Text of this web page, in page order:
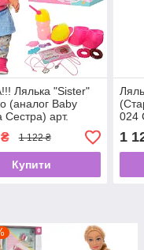
Лялька "Sister"
(аналог Baby
арт.
S-UA
1 122 ₴
Купити
024
1